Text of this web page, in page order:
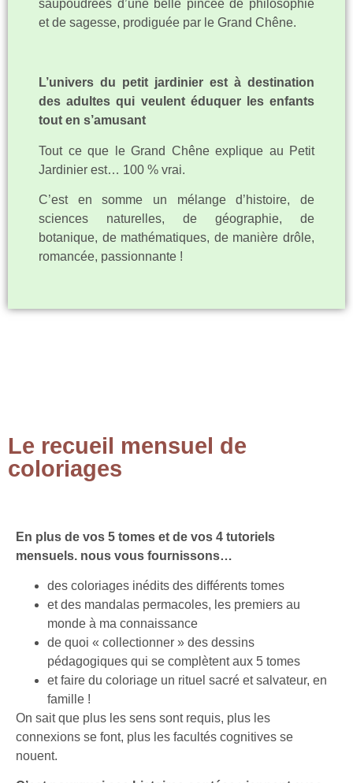
saupoudrées d’une belle pincée de philosophie
et de sagesse, prodiguée par le Grand Chêne.
L’univers du petit jardinier est à destination
des adultes qui veulent éduquer les enfants
tout en s’amusant
Tout ce que le Grand Chêne explique au Petit
Jardinier est… 100 % vrai.
C’est en somme un mélange d’histoire, de
sciences naturelles, de géographie, de
botanique, de mathématiques, de manière drôle,
romancée, passionnante !
Le recueil mensuel de
coloriages
En plus de vos 5 tomes et de vos 4 tutoriels
mensuels. nous vous fournissons…
des coloriages inédits des différents tomes
et des mandalas permacoles, les premiers au
monde à ma connaissance
de quoi « collectionner » des dessins
pédagogiques qui se complètent aux 5 tomes
et faire du coloriage un rituel sacré et salvateur, en
famille !
On sait que plus les sens sont requis, plus les
connexions se font, plus les facultés cognitives se
nouent.